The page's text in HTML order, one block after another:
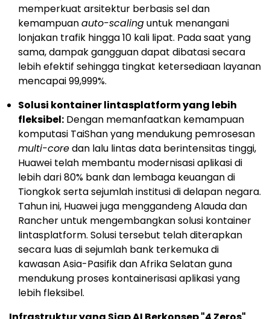
memperkuat arsitektur berbasis sel dan
kemampuanauto-scalinguntuk menangani
lonjakan trafik hingga 10 kali lipat. Pada saat yang
sama, dampak gangguan dapat dibatasi secara
lebih efektif sehingga tingkat ketersediaan layanan
mencapai 99,999%.
Solusi kontainer lintasplatform yang lebih
fleksibel: Dengan memanfaatkan kemampuan
komputasi TaiShan yang mendukung pemrosesan
multi-coredan lalu lintas data berintensitas tinggi,
Huawei telah membantu modernisasi aplikasi di
lebih dari 80% bank dan lembaga keuangan di
Tiongkok serta sejumlah institusi di delapan negara.
Tahun ini, Huawei juga menggandeng Alauda dan
Rancher untuk mengembangkan solusi kontainer
lintasplatform. Solusi tersebut telah diterapkan
secara luas di sejumlah bank terkemuka di
kawasan Asia-Pasifik dan Afrika Selatan guna
mendukung proses kontainerisasi aplikasi yang
lebih fleksibel.